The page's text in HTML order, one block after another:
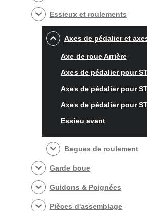
Essieux et roulements
Axes de pédalier et
Axe de roue Arrière
Axes de pédalier pour
Axes de pédalier pour
Axes de pédalier pour
Essieu avant
Bagues de roulement
Garde boue
Guidons & Poignées
Pièces d'assemblage